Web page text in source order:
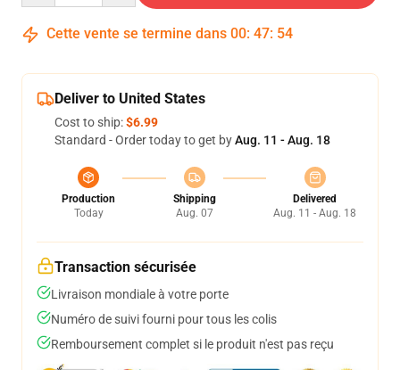
Cette vente se termine dans 00: 47: 54
Deliver to United States
Cost to ship:$6.99
Standard - Order today to get byAug. 11 - Aug. 18
Production
Today
Shipping
Aug. 07
Delivered
Aug. 11 - Aug. 18
Transaction sécurisée
Livraison mondiale à votre porte
Numéro de suivi fourni pour tous les colis
Remboursement complet si le produit n'est pas reçu